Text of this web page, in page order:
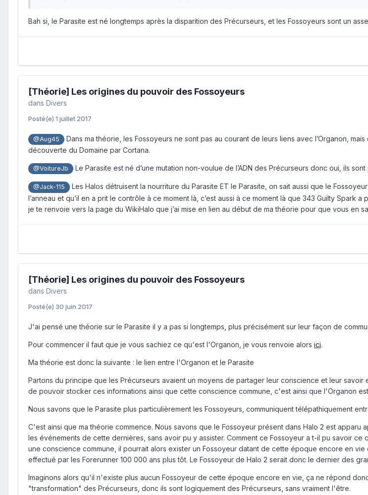
Bah si, le Parasite est né longtemps après la disparition des Précurseurs, et les Fossoyeurs sont un
[Théorie] Les origines du pouvoir des Fossoyeurs
dans Divers
Posté(e) 1 juillet 2017
@Aug45
Dans ma théorie, les Fossoyeurs ne sont pas au courant de leurs liens avec l’Organon,
découverte du Domaine par Cortana.
@VoitureJb Le Parasite est né d’une mutation non-voulue de l’ADN des Précurseurs donc oui, ils
@Jack-115
Les Halos détruisent la nourriture du Parasite ET le Parasite, on sait aussi que le
l’anneau et qu’il en a prit le contrôle à ce moment là, c’est aussi à ce moment là que 343 Guilty Spark
je te renvoie vers la page du WikiHalo que j’ai mise en lien au début de ma théorie pour que vous en
[Théorie] Les origines du pouvoir des Fossoyeurs
dans Divers
Posté(e) 30 juin 2017
J'ai pensé une théorie sur le Parasite il y a pas si longtemps, plus précisément sur leur façon de
Pour commencer il faut que je vous sachiez ce qu'est l'Organon, je vous renvoie alors ici.
Ma théorie est donc la suivante : le lien entre l'Organon et le Parasite
Partons du principe que les Précurseurs avaient un moyens de partager leur conscience et leur
de pouvoir stocker ces informations ainsi que cette conscience commune, c'est ainsi que l'Organon
Nous savons que le Parasite plus particulièrement les Fossoyeurs, communiquent télépathiquement
C'est ainsi que ma théorie commence. Nous savons que le Fossoyeur présent dans Halo 2 est
les événements de cette dernières, sans avoir pu y assister. Comment ce Fossoyeur a t-il pu savoir
une conscience commune, il pourrait alors exister un Fossoyeur datant de cette époque encore en
effectué par les Forerunner 100 000 ans plus tôt. Le Fossoyeur de Halo 2 serait donc le dernier des
Imaginons alors qu'il n'existe plus aucun Fossoyeur de cette époque encore en vie, ça ne répond
"transformation" des Précurseurs, donc ils sont logiquement des Précurseurs, sans vraiment l'être.